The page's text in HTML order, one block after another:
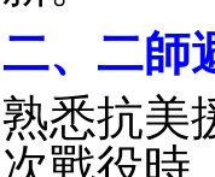
二、二師
熟悉抗美